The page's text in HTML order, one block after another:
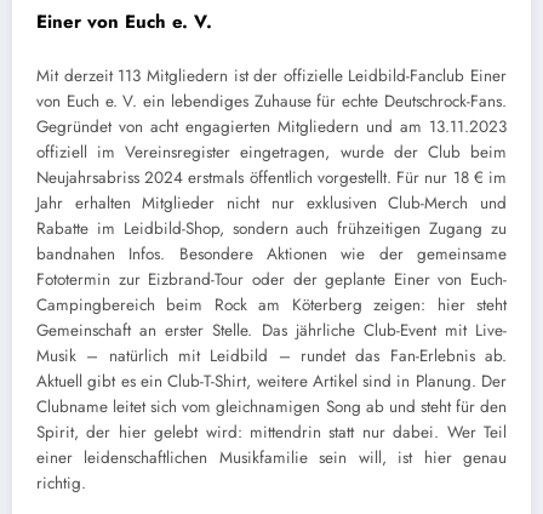
Einer von Euch e. V.
Mit derzeit 113 Mitgliedern ist der offizielle Leidbild-Fanclub Einer
von Euch e. V. ein lebendiges Zuhause für echte Deutschrock-Fans.
Gegründet von acht engagierten Mitgliedern und am 13.11.2023
offiziell im Vereinsregister eingetragen, wurde der Club beim
Neujahrsabriss 2024 erstmals öffentlich vorgestellt. Für nur 18 € im
Jahr erhalten Mitglieder nicht nur exklusiven Club-Merch und
Rabatte im Leidbild-Shop, sondern auch frühzeitigen Zugang zu
bandnahen Infos. Besondere Aktionen wie der gemeinsame
Fototermin zur Eizbrand-Tour oder der geplante Einer von Euch-
Campingbereich beim Rock am Köterberg zeigen: hier steht
Gemeinschaft an erster Stelle. Das jährliche Club-Event mit Live-
Musik – natürlich mit Leidbild – rundet das Fan-Erlebnis ab.
Aktuell gibt es ein Club-T-Shirt, weitere Artikel sind in Planung. Der
Clubname leitet sich vom gleichnamigen Song ab und steht für den
Spirit, der hier gelebt wird: mittendrin statt nur dabei. Wer Teil
einer leidenschaftlichen Musikfamilie sein will, ist hier genau
richtig.